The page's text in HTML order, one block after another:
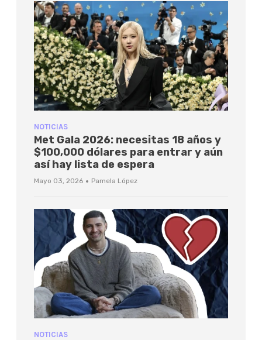
NOTICIAS
Met Gala 2026: necesitas 18 años y
$100,000 dólares para entrar y aún
así hay lista de espera
Mayo 03, 2026 · Pamela López
NOTICIAS